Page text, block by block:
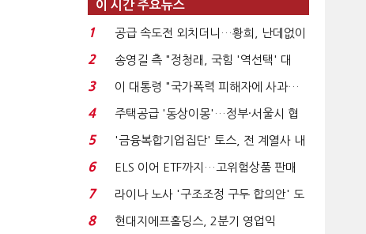
이 시간 주요뉴스
1
공급 속도전 외치더니…황희, 난데없이
'폐버스 리모델링...
2
송영길 측 "정청래, 국힘 '역선택' 대
상…민주당 대표로 총...
3
이 대통령 "국가폭력 피해자에 사과…
적극적 조사로 진...
4
주택공급 '동상이몽'…정부·서울시 협
력 없으면 '공수표'...
5
'금융복합기업집단' 토스, 전 계열사 내
부통제 표준화 ...
6
ELS 이어 ETF까지…고위험상품 판매
제동 걸린 은행 ...
7
라이나 노사 '구조조정 구두 합의안' 도
출
8
현대지에프홀딩스, 2분기 영업익